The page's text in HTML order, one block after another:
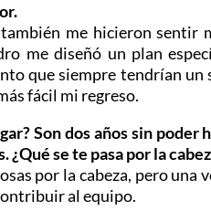
me hicieron sentir
me diseñó un plan
que siempre tendrían un
fácil mi regreso.
Son dos años sin
¿Qué se te pasa por la
por la cabeza, pero una
al equipo.